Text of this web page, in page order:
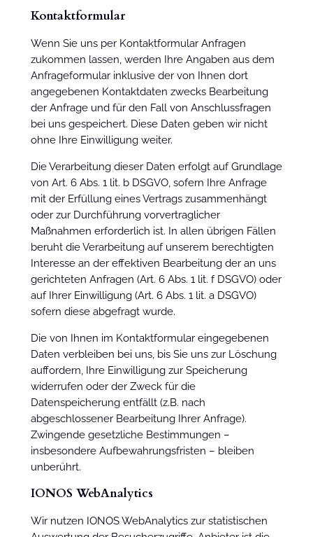
Kontaktformular
Wenn Sie uns per Kontaktformular Anfragen
zukommen lassen, werden Ihre Angaben aus dem
Anfrageformular inklusive der von Ihnen dort
angegebenen Kontaktdaten zwecks Bearbeitung
der Anfrage und für den Fall von Anschlussfragen
bei uns gespeichert. Diese Daten geben wir nicht
ohne Ihre Einwilligung weiter.
Die Verarbeitung dieser Daten erfolgt auf Grundlage
von Art. 6 Abs. 1 lit. b DSGVO, sofern Ihre Anfrage
mit der Erfüllung eines Vertrags zusammenhängt
oder zur Durchführung vorvertraglicher
Maßnahmen erforderlich ist. In allen übrigen Fällen
beruht die Verarbeitung auf unserem berechtigten
Interesse an der effektiven Bearbeitung der an uns
gerichteten Anfragen (Art. 6 Abs. 1 lit. f DSGVO) oder
auf Ihrer Einwilligung (Art. 6 Abs. 1 lit. a DSGVO)
sofern diese abgefragt wurde.
Die von Ihnen im Kontaktformular eingegebenen
Daten verbleiben bei uns, bis Sie uns zur Löschung
auffordern, Ihre Einwilligung zur Speicherung
widerrufen oder der Zweck für die
Datenspeicherung entfällt (z.B. nach
abgeschlossener Bearbeitung Ihrer Anfrage).
Zwingende gesetzliche Bestimmungen –
insbesondere Aufbewahrungsfristen – bleiben
unberührt.
IONOS WebAnalytics
Wir nutzen IONOS WebAnalytics zur statistischen